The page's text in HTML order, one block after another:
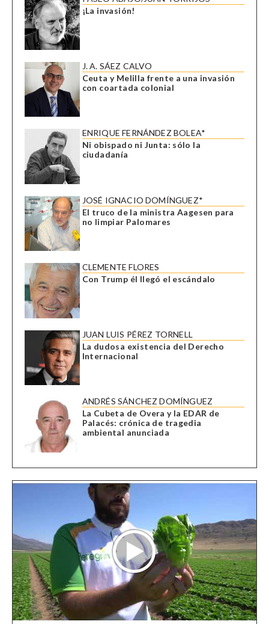
¡La invasión!
J. A. SÁEZ CALVO
Ceuta y Melilla frente a una invasión
con coartada colonial
ENRIQUE FERNÁNDEZ BOLEA*
Ni obispado ni Junta: sólo la
ciudadanía
JOSÉ IGNACIO DOMÍNGUEZ*
El truco de la ministra Aagesen para
no limpiar Palomares
CLEMENTE FLORES
Con Trump él llegó el escándalo
JUAN LUIS PÉREZ TORNELL
La dudosa existencia del Derecho
Internacional
ANDRÉS SÁNCHEZ DOMÍNGUEZ
La Cubeta de Overa y la EDAR de
Palacés: crónica de tragedia
ambiental anunciada